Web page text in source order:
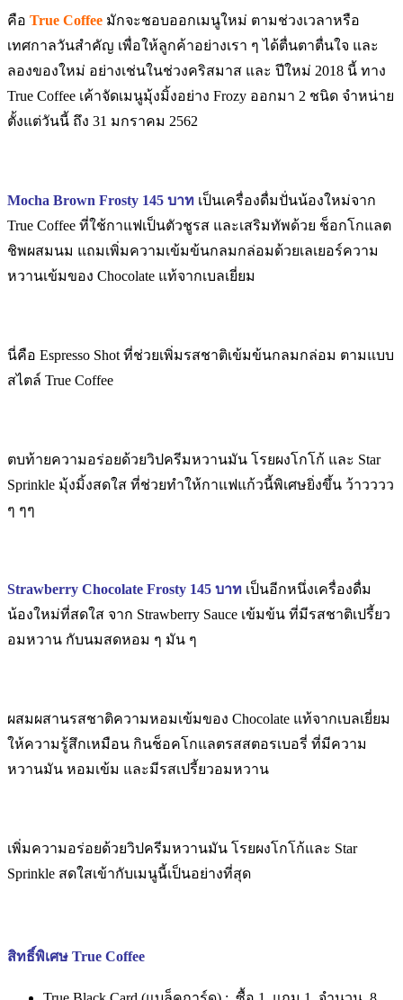
คือ True Coffee มักจะชอบออกเมนูใหม่ ตามช่วงเวลาหรือ
เทศกาลวันสำคัญ เพื่อให้ลูกค้าอย่างเรา ๆ ได้ตื่นตาตื่นใจ และ
ลองของใหม่ อย่างเช่นในช่วงคริสมาส และ ปีใหม่ 2018 นี้ ทาง
True Coffee เค้าจัดเมนูมุ้งมิ้งอย่าง Frozy ออกมา 2 ชนิด จำหน่าย
ตั้งแต่วันนี้ ถึง 31 มกราคม 2562
Mocha Brown Frosty 145 บาท เป็นเครื่องดื่มปั่นน้องใหม่จาก
True Coffee ที่ใช้กาแฟเป็นตัวชูรส และเสริมทัพด้วย ช็อกโกแลต
ชิพผสมนม แถมเพิ่มความเข้มข้นกลมกล่อมด้วยเลเยอร์ความ
หวานเข้มของ Chocolate แท้จากเบลเยี่ยม
นี่คือ Espresso Shot ที่ช่วยเพิ่มรสชาติเข้มข้นกลมกล่อม ตามแบบ
สไตล์ True Coffee
ตบท้ายความอร่อยด้วยวิปครีมหวานมัน โรยผงโกโก้ และ Star
Sprinkle มุ้งมิ้งสดใส ที่ช่วยทำให้กาแฟแก้วนี้พิเศษยิ่งขึ้น ว้าวววว
ๆ ๆๆ
Strawberry Chocolate Frosty 145 บาท เป็นอีกหนึ่งเครื่องดื่ม
น้องใหม่ที่สดใส จาก Strawberry Sauce เข้มข้น ที่มีรสชาติเปรี้ยว
อมหวาน กับนมสดหอม ๆ มัน ๆ
ผสมผสานรสชาติความหอมเข้มของ Chocolate แท้จากเบลเยี่ยม
ให้ความรู้สึกเหมือน กินช็อคโกแลตรสสตอรเบอรี่ ที่มีความ
หวานมัน หอมเข้ม และมีรสเปรี้ยวอมหวาน
เพิ่มความอร่อยด้วยวิปครีมหวานมัน โรยผงโกโก้และ Star
Sprinkle สดใสเข้ากับเมนูนี้เป็นอย่างที่สุด
สิทธิ์พิเศษ True Coffee